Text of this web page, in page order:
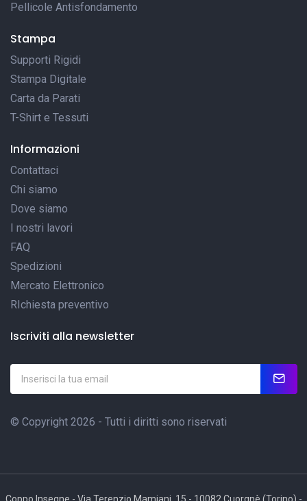
Pellicole Antisfondamento
Stampa
Supporti Rigidi
Stampa Digitale
Carta da Parati
T-Shirt e Tessuti
Informazioni
Contattaci
Chi siamo
Dove siamo
I nostri lavori
FAQ
Spedizioni
Mercato Elettronico
RIchiesta preventivo
Iscriviti alla newsletter
© Copyright 2026 - Tutti i diritti sono riservati